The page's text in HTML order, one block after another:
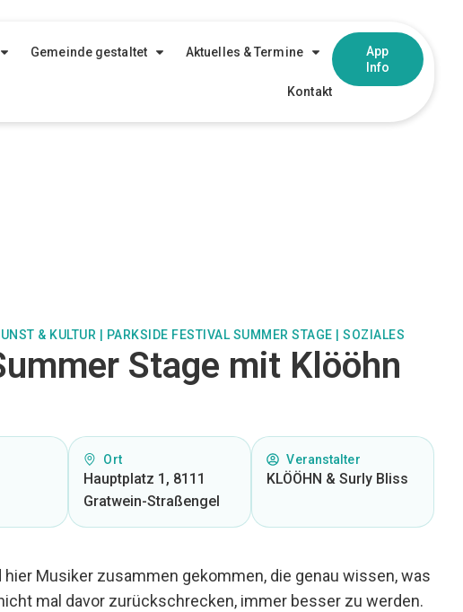
Gemeinde gestaltet Aktuelles & Termine
Kontakt
App
Info
& KULTUR PARKSIDE FESTIVAL SUMMER STAGE |SOZIALES
Stage mit Klööhn
Ort
Hauptplatz 1, 8111
Gratwein-Straßengel
Veranstalter
KLÖÖHN & Surly Bliss
Musiker zusammen gekommen, die genau wissen, was
mal davor zurückschrecken, immer besser zu werden.